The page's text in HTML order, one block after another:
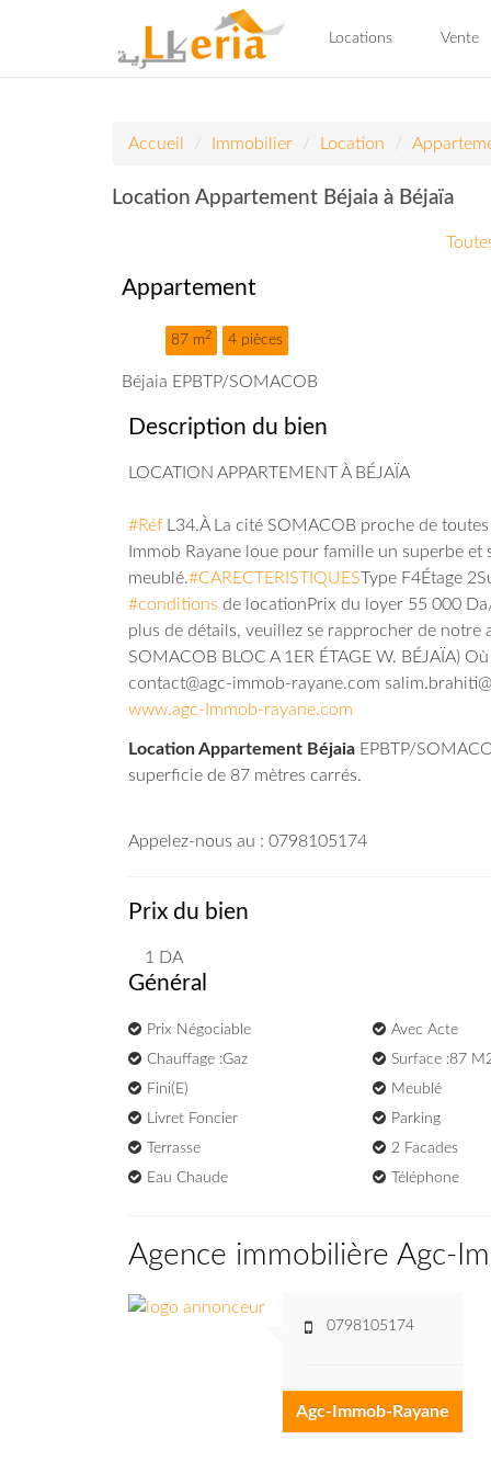
Locations Vente
Accueil Immobilier Location
Location Appartement Béjaia à Béjaïa
Appartement
87 m2 4 pièces
Béjaia EPBTP/SOMACOB
Description du bien
LOCATION APPARTEMENT À BÉJAÏA
#Réf L34.À La cité SOMACOB proche de
Immob Rayane loue pour famille un superbe
meublé.#CARECTERISTIQUESType F4Étage 2
#conditions de locationPrix du loyer 55 000
plus de détails, veuillez se rapprocher de notre
SOMACOB BLOC A 1ER ÉTAGE W. BÉJAÏA)
contact@agc-immob-rayane.com
www.agc-Immob-rayane.com
Location Appartement Béjaia EPBTP/
superficie de 87 mètres carrés.
Appelez-nous au : 0798105174
Prix du bien
1 DA
Général
Prix Négociable Avec Acte
Chauffage :Gaz
Surface :87
Fini(e)
Meublé
Livret Foncier
Parking
Terrasse
2 Facades
Eau Chaude
Téléphone
Agence immobilière Agc-
0798105174
Agc-Immob-Rayane